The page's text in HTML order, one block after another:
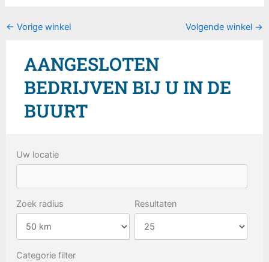
← Vorige winkel Volgende winkel →
AANGESLOTEN
BEDRIJVEN BIJ U IN DE
BUURT
Uw locatie
Zoek radius Resultaten
Categorie filter